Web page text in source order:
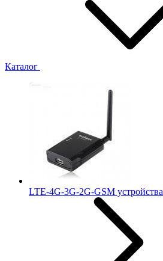
Каталог
LTE-4G-3G-2G-GSM устройства